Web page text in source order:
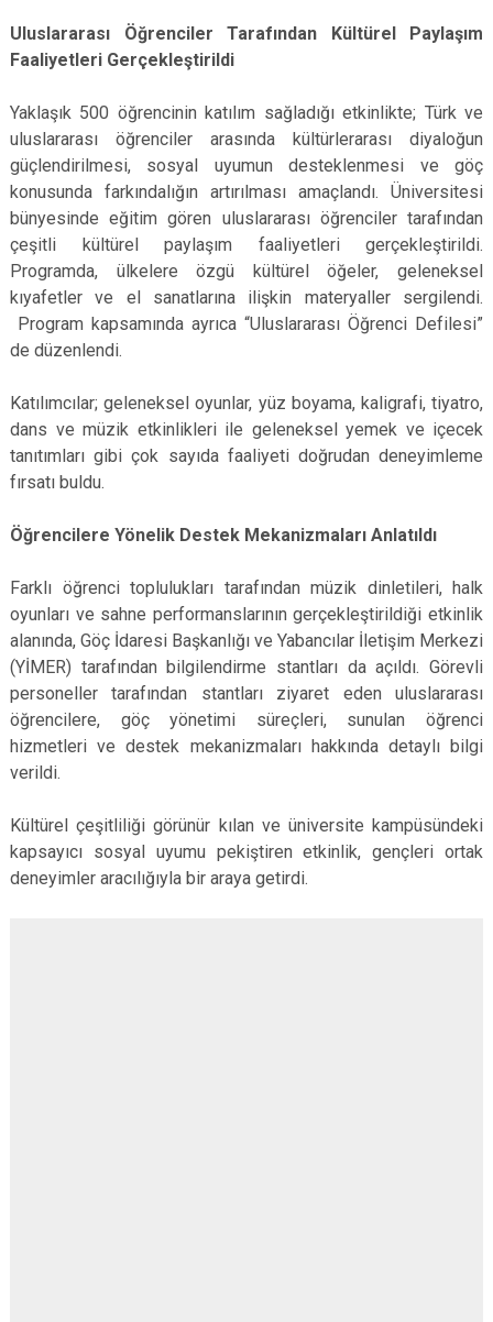
Uluslararası Öğrenciler Tarafından Kültürel Paylaşım
Faaliyetleri Gerçekleştirildi
Yaklaşık 500 öğrencinin katılım sağladığı etkinlikte; Türk ve
uluslararası öğrenciler arasında kültürlerarası diyaloğun
güçlendirilmesi, sosyal uyumun desteklenmesi ve göç
konusunda farkındalığın artırılması amaçlandı. Üniversitesi
bünyesinde eğitim gören uluslararası öğrenciler tarafından
çeşitli kültürel paylaşım faaliyetleri gerçekleştirildi.
Programda, ülkelere özgü kültürel öğeler, geleneksel
kıyafetler ve el sanatlarına ilişkin materyaller sergilendi.
Program kapsamında ayrıca “Uluslararası Öğrenci Defilesi”
de düzenlendi.
Katılımcılar; geleneksel oyunlar, yüz boyama, kaligrafi, tiyatro,
dans ve müzik etkinlikleri ile geleneksel yemek ve içecek
tanıtımları gibi çok sayıda faaliyeti doğrudan deneyimleme
fırsatı buldu.
Öğrencilere Yönelik Destek Mekanizmaları Anlatıldı
Farklı öğrenci toplulukları tarafından müzik dinletileri, halk
oyunları ve sahne performanslarının gerçekleştirildiği etkinlik
alanında, Göç İdaresi Başkanlığı ve Yabancılar İletişim Merkezi
(YİMER) tarafından bilgilendirme stantları da açıldı. Görevli
personeller tarafından stantları ziyaret eden uluslararası
öğrencilere, göç yönetimi süreçleri, sunulan öğrenci
hizmetleri ve destek mekanizmaları hakkında detaylı bilgi
verildi.
Kültürel çeşitliliği görünür kılan ve üniversite kampüsündeki
kapsayıcı sosyal uyumu pekiştiren etkinlik, gençleri ortak
deneyimler aracılığıyla bir araya getirdi.